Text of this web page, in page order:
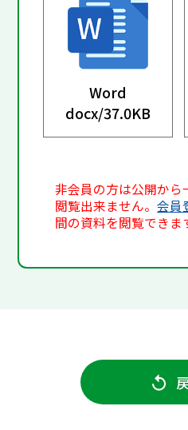
Word
docx/37.0KB
非会員の方は公開から
閲覧出来ません。会員
間の資料を閲覧できま